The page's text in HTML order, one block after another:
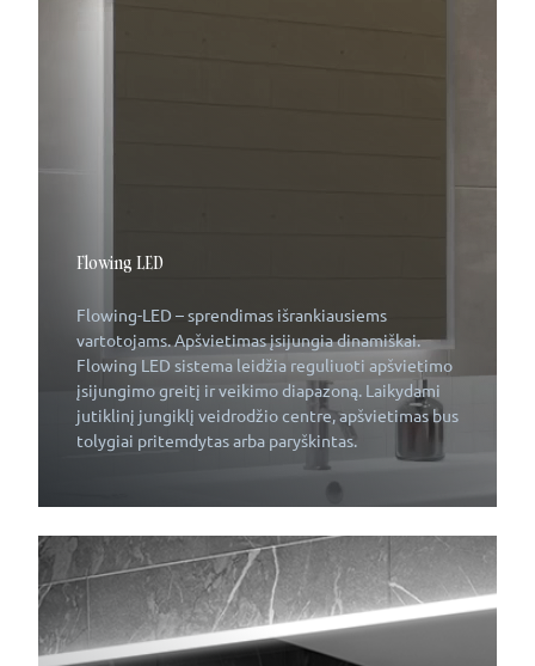
Flowing LED
Flowing-LED – sprendimas išrankiausiems
vartotojams. Apšvietimas įsijungia dinamiškai.
Flowing LED sistema leidžia reguliuoti apšvietimo
įsijungimo greitį ir veikimo diapazoną. Laikydami
jutiklinį jungiklį veidrodžio centre, apšvietimas bus
tolygiai pritemdytas arba paryškintas.